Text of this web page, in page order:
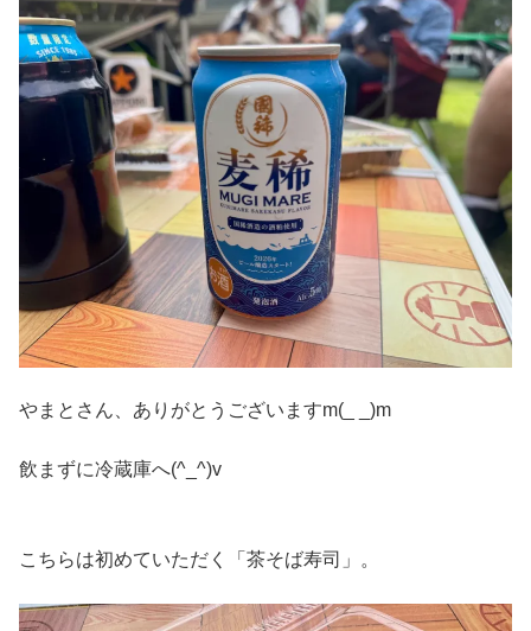
やまとさん、ありがとうございますm(_ _)m
飲まずに冷蔵庫へ(^_^)v
こちらは初めていただく「茶そば寿司」。